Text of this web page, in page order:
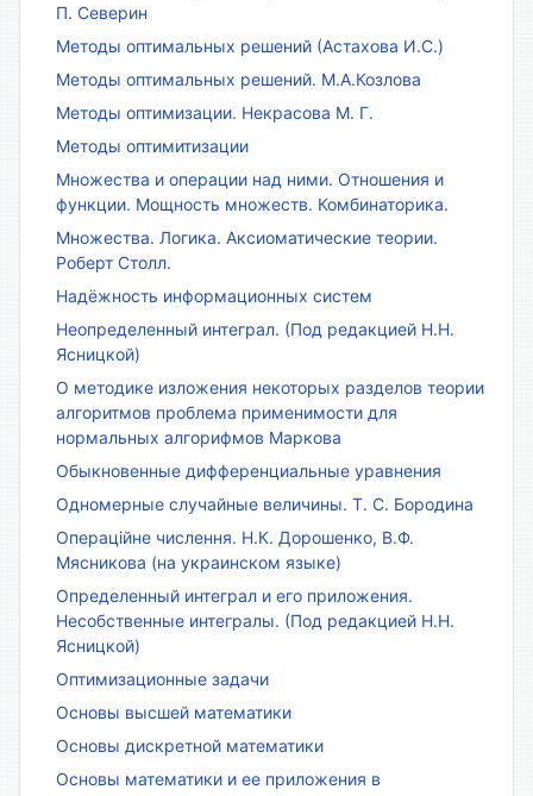
П. Северин
Методы оптимальных решений (Астахова И.С.)
Методы оптимальных решений. М.А.Козлова
Методы оптимизации. Некрасова М. Г.
Методы оптимитизации
Множества и операции над ними. Отношения и
функции. Мощность множеств. Комбинаторика.
Множества. Логика. Аксиоматические теории.
Роберт Столл.
Надёжность информационных систем
Неопределенный интеграл. (Под редакцией Н.Н.
Ясницкой)
О методике изложения некоторых разделов теории
алгоритмов проблема применимости для
нормальных алгорифмов Маркова
Обыкновенные дифференциальные уравнения
Одномерные случайные величины. Т. С. Бородина
Операційне числення. Н.К. Дорошенко, В.Ф.
Мясникова (на украинском языке)
Определенный интеграл и его приложения.
Несобственные интегралы. (Под редакцией Н.Н.
Ясницкой)
Оптимизационные задачи
Основы высшей математики
Основы дискретной математики
Основы математики и ее приложения в